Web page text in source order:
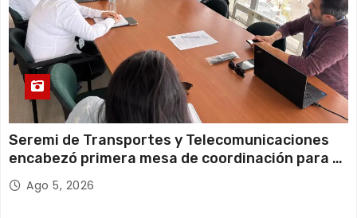
Seremi de Transportes y Telecomunicaciones
encabezó primera mesa de coordinación para el
retiro de cables en desuso en Iquique
Ago 5, 2026